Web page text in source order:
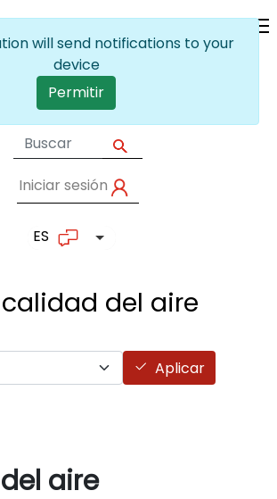
User account
Iniciar sesión
ES Lista adicional de
del aire
Aplicar
aire
will send notifications to your
device
Permitir